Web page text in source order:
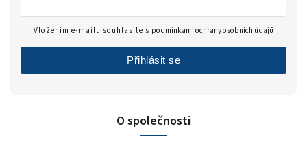
O společnosti
Vložením e-mailu souhlasíte s podmínkami ochrany osobních údajů
Přihlásit se